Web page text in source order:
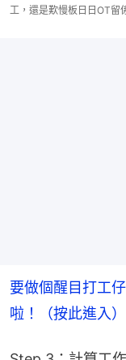
工，還是歎慢板日日OT留
要做個醒目打工
啦！​
（按此進入）